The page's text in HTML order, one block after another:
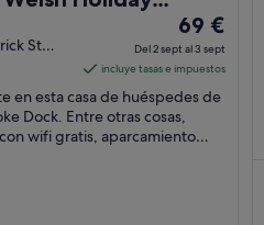
- Modern
St
El
precio
es
de
69 €
por
69 €
Del 2 sept al 3 sept
incluye tasas e impuestos
en esta casa de huéspedes de
Dock. Entre otras cosas,
wifi gratis, aparcamiento